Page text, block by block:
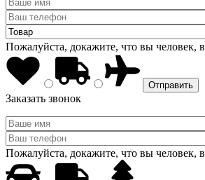
Пожалуйста, докажите, что вы человек,
Заказать звонок
Пожалуйста, докажите, что вы человек,